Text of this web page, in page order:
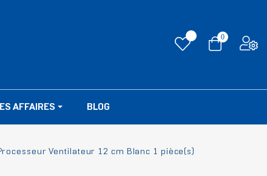
0
AFFAIRES BLOG
Ventilateur 12 cm Blanc 1 pièce(s)